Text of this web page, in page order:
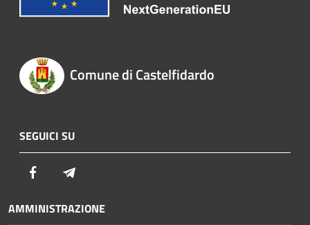
Comune di Castelfidardo
SEGUICI SU
Facebook
AMMINISTRAZIONE